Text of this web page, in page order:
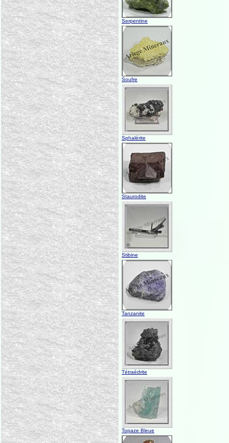
Serpentine
Soufre
Sphalérite
Staurodite
Stibine
Tanzanite
Tétraédrite
Topaze Bleue